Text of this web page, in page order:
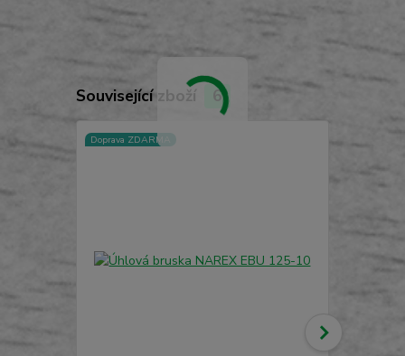
Související zboží 6
Doprava ZDARMA